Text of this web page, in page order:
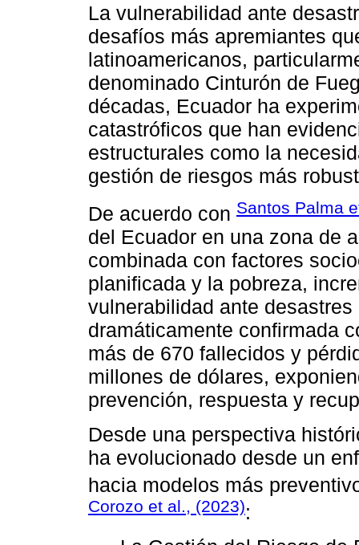
La vulnerabilidad ante
desafíos más apremiantes
latinoamericanos,
denominado Cinturón de
décadas, Ecuador ha
catastróficos que han
estructurales como la
gestión de riesgos más
De acuerdo con Santos Palma
del Ecuador en una zona de
combinada con factores
planificada y la pobreza,
vulnerabilidad ante
dramáticamente confirmada
más de 670 fallecidos y
millones de dólares,
prevención, respuesta y
Desde una perspectiva
ha evolucionado desde un
hacia modelos más
Corozo et al., (2023):